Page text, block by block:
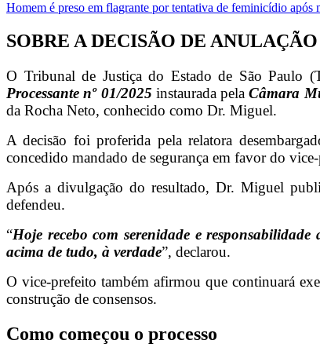
Homem é preso em flagrante por tentativa de feminicídio após
SOBRE A DECISÃO DE
O Tribunal de Justiça do Estado de São Paulo
Processante nº 01/2025 instaurada pelaCâmara
da Rocha Neto, conhecido como Dr. Miguel.
A decisão foi proferida pela relatora
concedido mandado de segurança em favor do
Após a divulgação do resultado, Dr. Miguel
defendeu.
“Hoje recebo com serenidade e
acima de tudo, à verdade”, declarou.
O vice-prefeito também afirmou que continuará
construção de consensos.
Como começou o processo